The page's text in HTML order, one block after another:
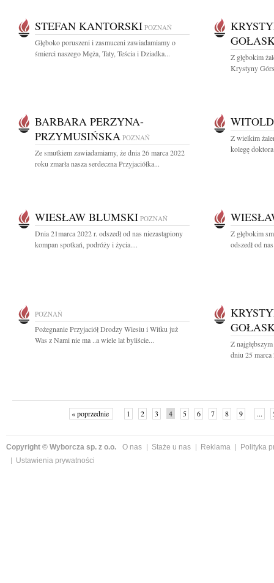
STEFAN KANTORSKI POZNAŃ
Głęboko poruszeni i zasmuceni zawiadamiamy o
śmierci naszego Męża, Taty, Teścia i Dziadka...
Z głębokim
Krystyny
BARBARA PERZYNA-
PRZYMUSIŃSKA POZNAŃ
Ze smutkiem zawiadamiamy, że dnia 26 marca 2022
roku zmarła nasza serdeczna Przyjaciółka...
Z wielkim
kolegę
WIESŁAW BLUMSKI POZNAŃ
Dnia 21marca 2022 r. odszedł od nas niezastąpiony
kompan spotkań, podróży i życia....
Z głębokim
odszedł od
POZNAŃ
Pożegnanie Przyjaciół Drodzy Wiesiu i Witku już
Was z Nami nie ma ..a wiele lat byliście...
Z
dniu 25
« poprzednie 1 2 3 4 5 6 7 8 9 ...
Copyright © Wyborcza sp. z o.o. O nas Staże u nas Reklama
Polityka
Ustawienia prywatności